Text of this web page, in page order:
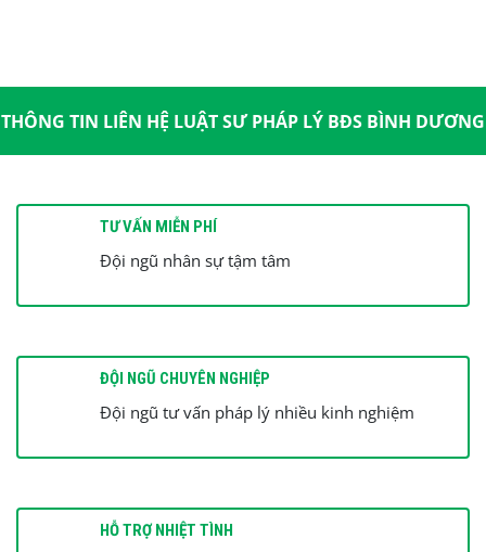
THÔNG TIN LIÊN HỆ LUẬT SƯ PHÁP LÝ BĐS BÌNH DƯƠNG
TƯ VẤN MIỄN PHÍ
Đội ngũ nhân sự tậm tâm
ĐỘI NGŨ CHUYÊN NGHIỆP
Đội ngũ tư vấn pháp lý nhiều kinh nghiệm
HỖ TRỢ NHIỆT TÌNH